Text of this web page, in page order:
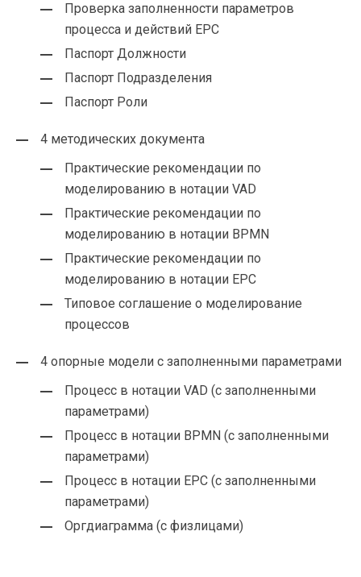
Проверка заполненности параметров
процесса и действий EPC
Паспорт Должности
Паспорт Подразделения
Паспорт Роли
4 методических документа
Практические рекомендации по
моделированию в нотации VAD
Практические рекомендации по
моделированию в нотации BPMN
Практические рекомендации по
моделированию в нотации EPC
Типовое соглашение о моделирование
процессов
4 опорные модели с заполненными параметрами
Процесс в нотации VAD (с заполненными
параметрами)
Процесс в нотации BPMN (с заполненными
параметрами)
Процесс в нотации EPC (с заполненными
параметрами)
Оргдиаграмма (с физлицами)